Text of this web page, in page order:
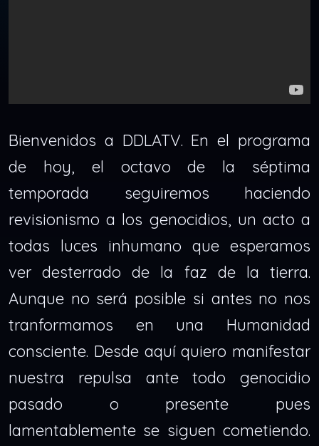
Bienvenidos a DDLATV. En el programa
de hoy, el octavo de la séptima
temporada seguiremos haciendo
revisionismo a los genocidios, un acto a
todas luces inhumano que esperamos
ver desterrado de la faz de la tierra.
Aunque no será posible si antes no nos
tranformamos en una Humanidad
consciente. Desde aquí quiero manifestar
nuestra repulsa ante todo genocidio
pasado o presente pues
lamentablemente se siguen cometiendo.